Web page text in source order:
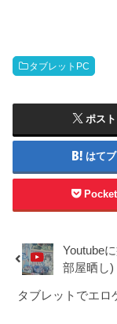
タブレットPC
ポスト
はてブ
Pocket
Youtube
部屋晒し)
タブレットでエロ